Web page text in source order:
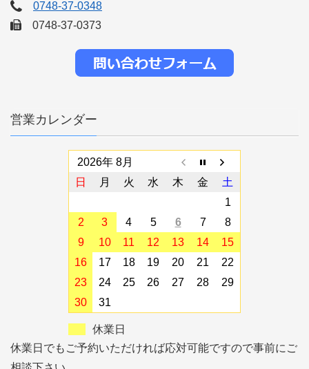
0748-37-0348
0748-37-0373
営業カレンダー
2026年 8月
日
月 火 水 木 金
土
1
2
3 4 5 6 7
8
9
10 11 12 13 14
15
16
17 18 19 20 21
22
23
24 25 26 27 28
29
30
31
休業日
休業日でもご予約いただければ応対可能ですので事前にご